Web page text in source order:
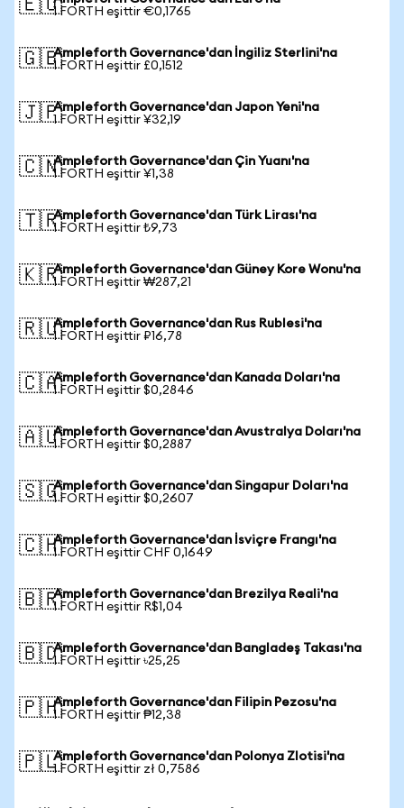
🇪🇺1 FORTH eşittir €0,1765
🇬🇧Ampleforth Governance'dan İngiliz Sterlini'na
1 FORTH eşittir £0,1512
🇯🇵Ampleforth Governance'dan Japon Yeni'na
1 FORTH eşittir ¥32,19
🇨🇳Ampleforth Governance'dan Çin Yuanı'na
1 FORTH eşittir ¥1,38
🇹🇷Ampleforth Governance'dan Türk Lirası'na
1 FORTH eşittir ₺9,73
🇰🇷Ampleforth Governance'dan Güney Kore Wonu'na
1 FORTH eşittir ₩287,21
🇷🇺Ampleforth Governance'dan Rus Rublesi'na
1 FORTH eşittir ₽16,78
🇨🇦Ampleforth Governance'dan Kanada Doları'na
1 FORTH eşittir $0,2846
🇦🇺Ampleforth Governance'dan Avustralya Doları'na
1 FORTH eşittir $0,2887
🇸🇬Ampleforth Governance'dan Singapur Doları'na
1 FORTH eşittir $0,2607
🇨🇭Ampleforth Governance'dan İsviçre Frangı'na
1 FORTH eşittir CHF 0,1649
🇧🇷Ampleforth Governance'dan Brezilya Reali'na
1 FORTH eşittir R$1,04
🇧🇩Ampleforth Governance'dan Bangladeş Takası'na
1 FORTH eşittir ৳25,25
🇵🇭Ampleforth Governance'dan Filipin Pezosu'na
1 FORTH eşittir ₱12,38
🇵🇱Ampleforth Governance'dan Polonya Zlotisi'na
1 FORTH eşittir zł 0,7586